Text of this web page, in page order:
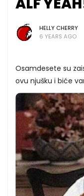
HELLY CHERRY
6 YEARS AGO
Osamdesete su
ovu njušku i biće